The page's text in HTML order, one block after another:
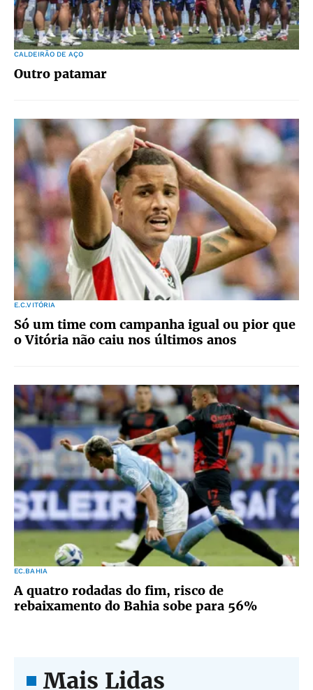
CALDEIRÃO DE AÇO
Outro patamar
E.C.VITÓRIA
Só um time com campanha igual ou pior que
o Vitória não caiu nos últimos anos
EC.BAHIA
A quatro rodadas do fim, risco de
rebaixamento do Bahia sobe para 56%
Mais Lidas